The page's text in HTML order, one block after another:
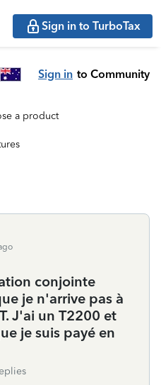
Sign in to TurboTax
Sign in to Community
a product
conjointe
je n'arrive pas à
J'ai un T2200 et
je suis payé en